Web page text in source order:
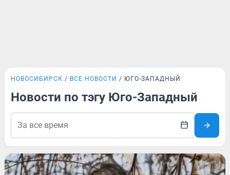
НОВОСИБИРСК ВСЕ НОВОСТИ ЮГО-ЗАПАДНЫЙ
Новости по тэгу Юго-Западный